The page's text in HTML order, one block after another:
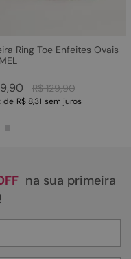
Ring Toe Enfeites Ovais
R$ 129,90
,90
de R$ 8,31 sem juros
na sua primeira